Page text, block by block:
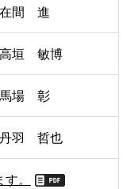
在間 進
高垣 敏博
馬場 彰
丹羽 哲也
。